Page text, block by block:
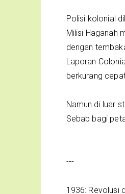
Polisi kolonial
Milisi Haganah
dengan
Laporan
berkurang
Namun di luar
Sebab bagi
---
1936: Revolusi